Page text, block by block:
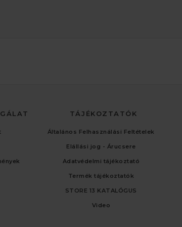
TÁJÉKOZTATÓK
Általános Felhasználási Feltételek
Elállási jog - Árucsere
Adatvédelmi tájékoztató
Termék tájékoztatók
STORE 13 KATALÓGUS
Video